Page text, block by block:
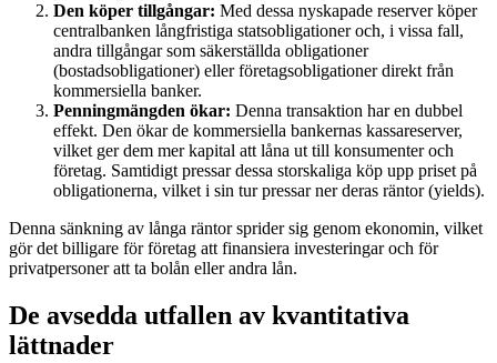
Den köper tillgångar: Med dessa nyskapade reserver köper
centralbanken långfristiga statsobligationer och, i vissa fall,
andra tillgångar som säkerställda obligationer
(bostadsobligationer) eller företagsobligationer direkt från
kommersiella banker.
Penningmängden ökar: Denna transaktion har en dubbel
effekt. Den ökar de kommersiella bankernas kassareserver,
vilket ger dem mer kapital att låna ut till konsumenter och
företag. Samtidigt pressar dessa storskaliga köp upp priset på
obligationerna, vilket i sin tur pressar ner deras räntor (yields).
Denna sänkning av långa räntor sprider sig genom ekonomin, vilket
gör det billigare för företag att finansiera investeringar och för
privatpersoner att ta bolån eller andra lån.
De avsedda utfallen av kvantitativa
lättnader